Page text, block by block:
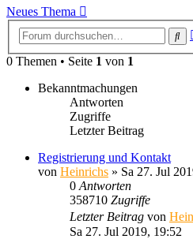
Neues Thema
0 Themen • Seite 1 von 1
Bekanntmachungen
Antworten
Zugriffe
Letzter Beitrag
Registrierung und Kontakt
von Heinrichs » Sa 27. Jul
0 Antworten
358710 Zugriffe
Letzter Beitrag von
Sa 27. Jul 2019, 19:52